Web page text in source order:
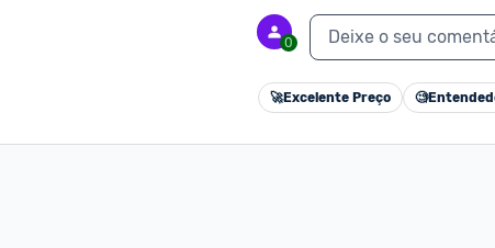
0 Deixe o seu
🚀Excelente Preço 🧐